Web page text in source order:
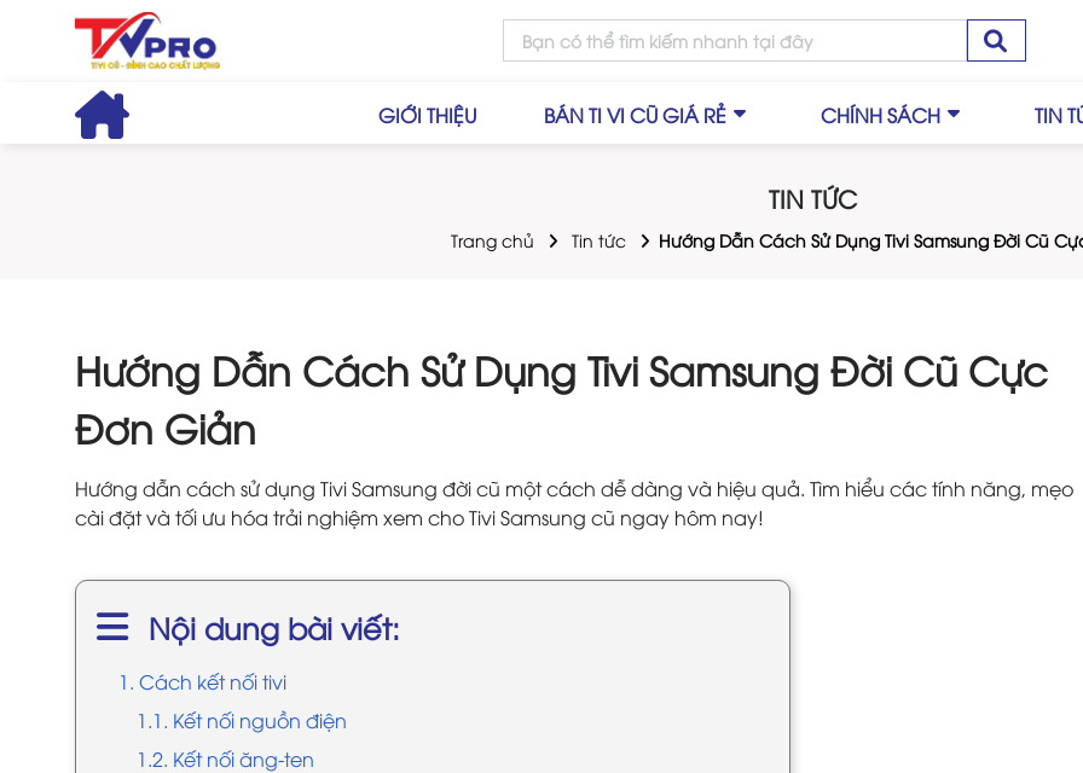
GIỚI THIỆU BÁN TI VI CŨ GIÁ RẺ CHÍNH SÁCH TIN
TIN TỨC
Trang chủ Tin tức Hướng Dẫn Cách Sử Dụng Tivi Samsung Đời Cũ
Hướng Dẫn Cách Sử Dụng Tivi Samsung Đời Cũ Cực
Đơn Giản
Hướng dẫn cách sử dụng Tivi Samsung đời cũ một cách dễ dàng và hiệu quả. Tìm hiểu các tính năng, mẹo
cài đặt và tối ưu hóa trải nghiệm xem cho Tivi Samsung cũ ngay hôm nay!
Nội dung bài viết:
1. Cách kết nối tivi
1.1. Kết nối nguồn điện
1.2. Kết nối ăng-ten